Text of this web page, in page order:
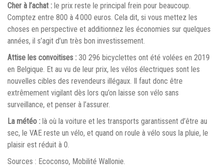
Cher à l’achat : le prix reste le principal frein pour beaucoup.
Comptez entre 800 à 4 000 euros. Cela dit, si vous mettez les
choses en perspective et additionnez les économies sur quelques
années, il s’agit d’un très bon investissement.
Attise les convoitises : 30 296 bicyclettes ont été volées en 2019
en Belgique. Et au vu de leur prix, les vélos électriques sont les
nouvelles cibles des revendeurs illégaux. Il faut donc être
extrêmement vigilant dès lors qu’on laisse son vélo sans
surveillance, et penser à l’assurer.
La météo : là où la voiture et les transports garantissent d’être au
sec, le VAE reste un vélo, et quand on roule à vélo sous la pluie, le
plaisir est réduit à 0.
Sources : Ecoconso, Mobilité Wallonie.